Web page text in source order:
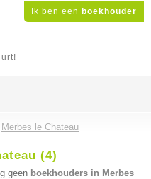
Ik ben een boekhouder
Merbes le Chateau
(4)
geen boekhouders in Merbes